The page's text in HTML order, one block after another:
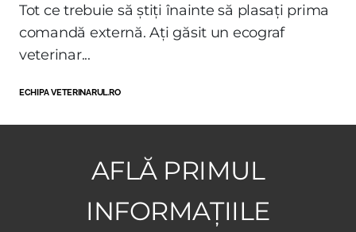
Tot ce trebuie să știți înainte să plasați prima
comandă externă. Ați găsit un ecograf
veterinar...
ECHIPA VETERINARUL.RO
AFLĂ PRIMUL
INFORMAȚIILE